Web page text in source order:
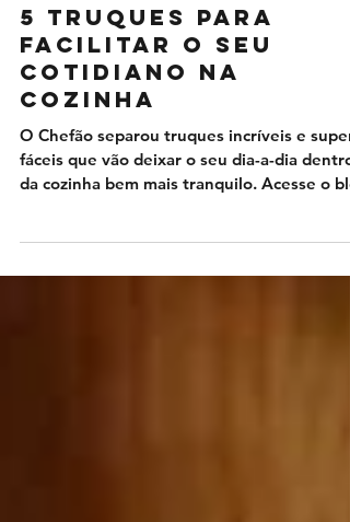
5 truques para
facilitar o seu
cotidiano na
cozinha
da cozinha bem mais tranquilo. Acesse o